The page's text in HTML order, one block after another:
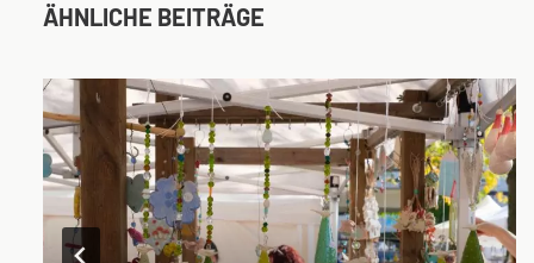
ÄHNLICHE BEITRÄGE